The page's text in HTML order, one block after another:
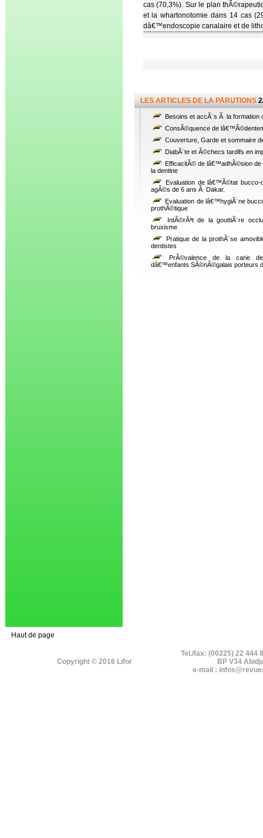
cas (70,3%). Sur le plan
et la whartonotomie dans 14 cas
dâ€™endoscopie canalaire et de
LES ARTICLES DE LA PARUTIONS
Besoins et accÃ¨s Ã la
ConsÃ©quence de
Couverture, Garde et sommaire
DiabÃ¨te et Ã©checs tardifs en
EfficacitÃ© de lâ€™adhÃ©sion
la dentine
Evaluation de lâ€™Ã©tat bucco-
agÃ©s de 6 ans Ã Dakar.
Evaluation de lâ€™hygiÃ¨ne
prothÃ©tique
IntÃ©rÃªt de la gouttiÃ¨re
bruxisme
Pratique de la prothÃ¨se
dentistes
PrÃ©valence de la carie
dâ€™enfants SÃ©nÃ©galais porteurs
Haut de page
Copyright © 2016 Lifor
Tel./fax: (00225) 22 444
BP V34
e-mail :